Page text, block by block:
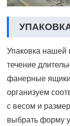
Упаковка нашей
течение
фанерные
организуем
с весом и
выбрать форму